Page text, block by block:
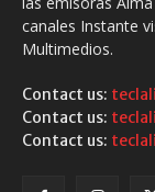
canales Instante
Multimedios.
Contact us:
Contact us:
Contact us: